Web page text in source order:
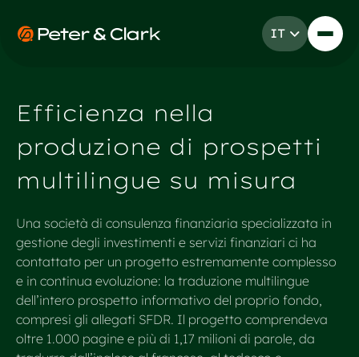
IT
Efficienza nella
produzione di prospetti
multilingue su misura
Una società di consulenza finanziaria specializzata in
gestione degli investimenti e servizi finanziari ci ha
contattato per un progetto estremamente complesso
e in continua evoluzione: la traduzione multilingue
dell’intero prospetto informativo del proprio fondo,
compresi gli allegati SFDR. Il progetto comprendeva
oltre 1.000 pagine e più di 1,17 milioni di parole, da